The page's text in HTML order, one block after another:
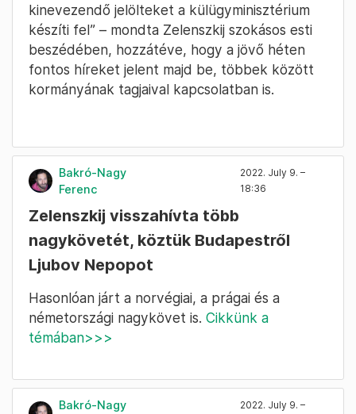
kinevezendő jelölteket a külügyminisztérium
készíti fel” – mondta Zelenszkij szokásos esti
beszédében, hozzátéve, hogy a jövő héten
fontos híreket jelent majd be, többek között
kormányának tagjaival kapcsolatban is.
Bakró-Nagy
Ferenc
2022. July 9. –
18:36
Zelenszkij visszahívta több
nagykövetét, köztük Budapestről
Ljubov Nepopot
Hasonlóan járt a norvégiai, a prágai és a
németországi nagykövet is. Cikkünk a
témában>>>
Bakró-Nagy
2022. July 9. –